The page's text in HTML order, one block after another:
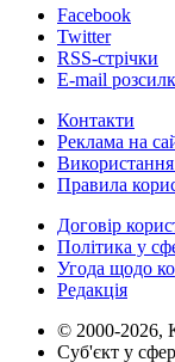
Facebook
Twitter
RSS-стрічки
E-mail
Контакти
Реклама на
Використання
Правила
Договір
Політика у
Угода щодо
Редакція
© 2000-2026,
Суб'єкт у